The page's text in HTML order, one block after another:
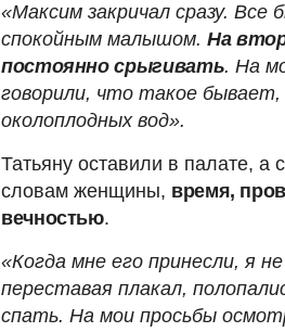
«Максим закричал сразу.
спокойным малышом. На
постоянно срыгивать. На
говорили, что такое бывает,
околоплодных вод».
Татьяну оставили в палате,
словам женщины, время,
вечностью.
«Когда мне его принесли, я
переставая плакал,
спать. На мои просьбы